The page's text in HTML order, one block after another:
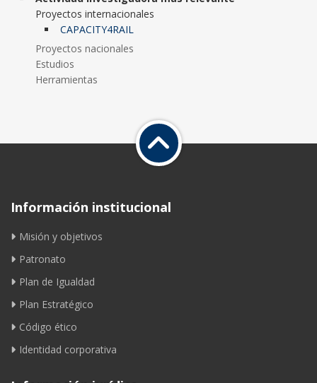
Proyectos internacionales
CAPACITY4RAIL
Proyectos nacionales
Estudios
Herramientas
Información institucional
Misión y objetivos
Patronato
Plan de Igualdad
Plan Estratégico
Código ético
Identidad corporativa